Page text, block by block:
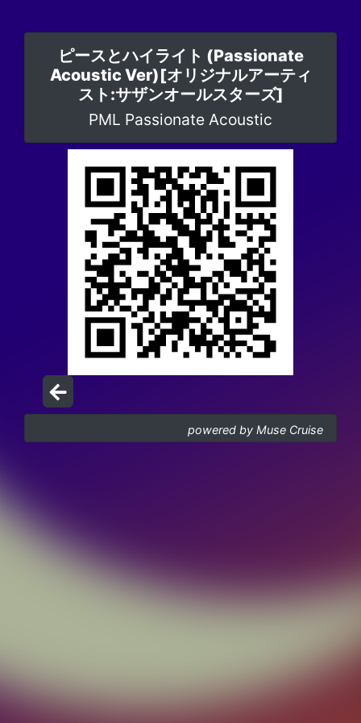
ピースとハイライト (Passionate
Acoustic Ver)[オリジナルアーティ
スト:サザンオールスターズ]
PML Passionate Acoustic
powered by Muse Cruise